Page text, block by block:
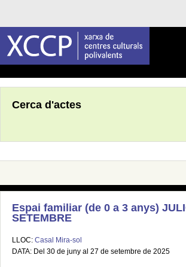
Cerca d'actes
Espai familiar (de 0 a 3 anys)
SETEMBRE
LLOC: Casal Mira-sol
DATA: Del 30 de juny al 27 de setembre de 2025